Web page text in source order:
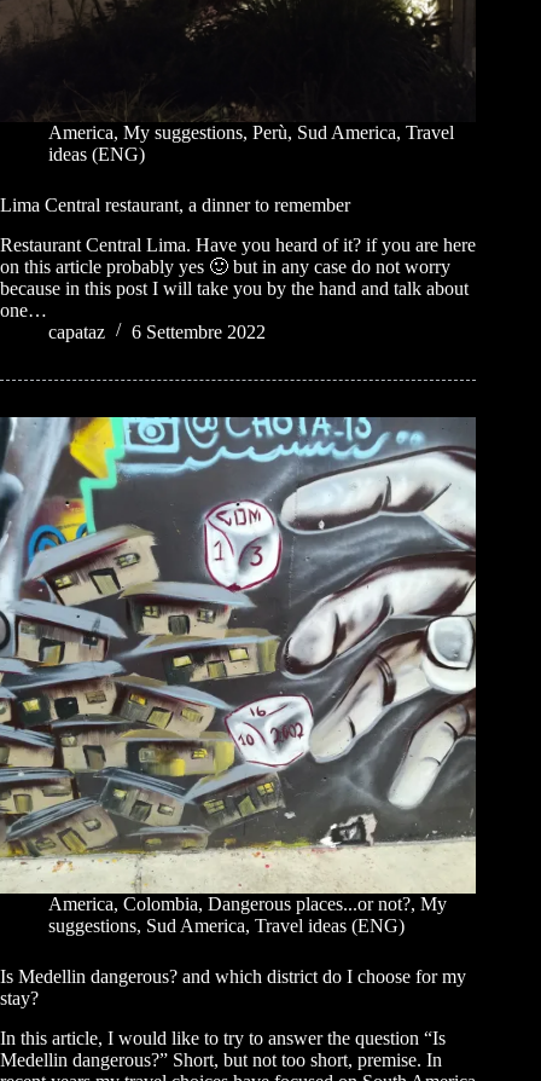
America, My suggestions, Perù, Sud America, Travel
ideas (ENG)
Lima Central restaurant, a dinner to remember
Restaurant Central Lima. Have you heard of it? if you are here
on this article probably yes 🙂 but in any case do not worry
because in this post I will take you by the hand and talk about
one…
capataz
6 Settembre 2022
America, Colombia, Dangerous places...or not?, My
suggestions, Sud America, Travel ideas (ENG)
Is Medellin dangerous? and which district do I choose for my
stay?
In this article, I would like to try to answer the question “Is
Medellin dangerous?” Short, but not too short, premise. In